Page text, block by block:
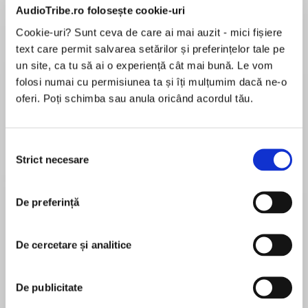
AudioTribe.ro folosește cookie-uri
Cookie-uri? Sunt ceva de care ai mai auzit - mici fișiere
text care permit salvarea setărilor și preferințelor tale pe
un site, ca tu să ai o experiență cât mai bună. Le vom
folosi numai cu permisiunea ta și îți mulțumim dacă ne-o
oferi. Poți schimba sau anula oricând acordul tău.
consimțământului
Strict necesare
De preferință
De cercetare și analitice
De publicitate
Desprecarte
Nine of the bard’s most tragic plays, from
to keep children entertained while on the move!
Shakespearean tragedies with these abridged
stories, written especially for children. Filled
will come away with a newfound love for these
classic stories!
În acest moment nu există recenzii
pentru această carte
William Shakespeare
William Shakespeare is widely regarded as the